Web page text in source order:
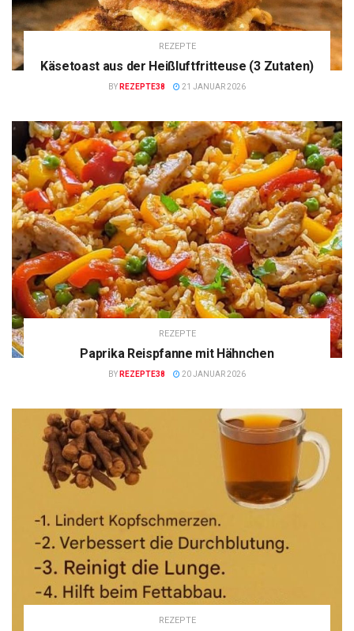
REZEPTE
Käsetoast aus der Heißluftfritteuse (3 Zutaten)
BY REZEPTE38 21 JANUAR 2026
REZEPTE
Paprika Reispfanne mit Hähnchen
BY REZEPTE38 20 JANUAR 2026
REZEPTE